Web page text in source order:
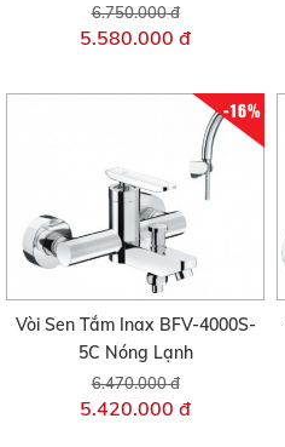
6.750.000 đ
5.580.000 đ
-16%
Vòi Sen Tắm Inax BFV-4000S-
5C Nóng Lạnh
6.470.000 đ
5.420.000 đ